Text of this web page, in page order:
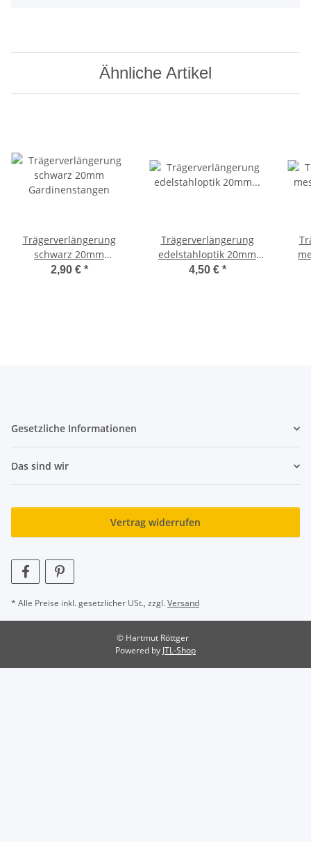
Ähnliche Artikel
Trägerverlängerung
schwarz 20mm
Gardinenstangen
2,90 € *
Trägerverlängerung
edelstahloptik 20mm
Gardinenstangen
4,50 € *
Gesetzliche Informationen
Das sind wir
Vertrag widerrufen
* Alle Preise inkl. gesetzlicher USt., zzgl.Versand
© Hartmut Röttger
Powered by JTL-Shop